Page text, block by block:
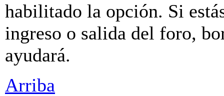
habilitado la opción. Si
ingreso o salida del foro,
ayudará.
Arriba